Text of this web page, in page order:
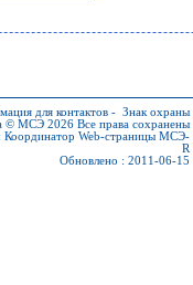
для контактов - Знак охраны
© МСЭ 2026 Все права сохранены
Координатор Web-страницы МСЭ-
R
Обновлено : 2011-06-15